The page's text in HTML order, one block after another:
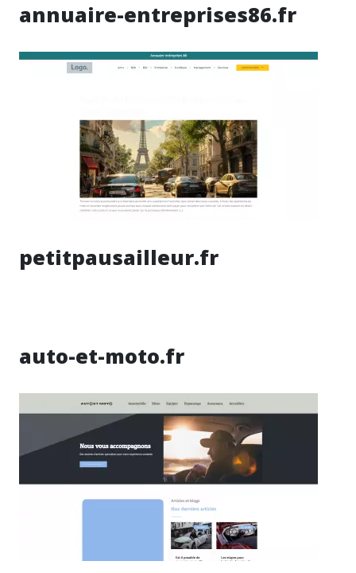
annuaire-entreprises86.fr
petitpausailleur.fr
auto-et-moto.fr